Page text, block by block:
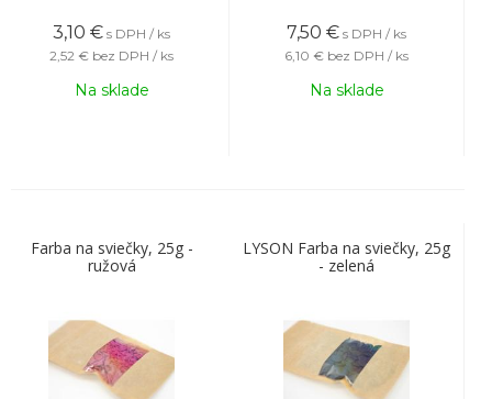
3,10 € s DPH / ks
2,52 € bez DPH / ks
Na sklade
7,50 € s DPH / ks
6,10 € bez DPH / ks
Na sklade
Farba na sviečky, 25g -
ružová
LYSON Farba na sviečky, 25g
- zelená